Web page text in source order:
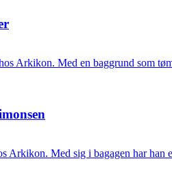
Arkikon. Med en baggrund som
Arkikon. Med sig i bagagen har han